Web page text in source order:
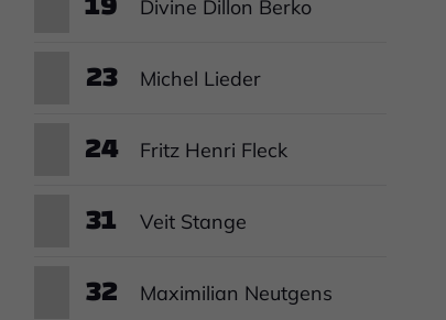
Divine Dillon Berko
23 Michel Lieder
24 Fritz Henri Fleck
31 Veit Stange
32 Maximilian Neutgens